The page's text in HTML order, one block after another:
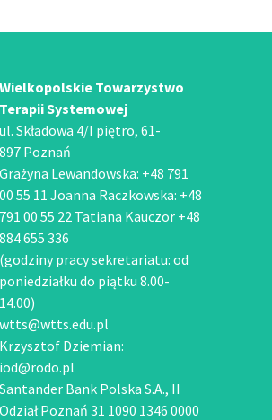
Wielkopolskie Towarzystwo
Terapii Systemowej
ul. Składowa 4/I piętro, 61-
897 Poznań
Grażyna Lewandowska: +48 791
00 55 11 Joanna Raczkowska: +48
791 00 55 22 Tatiana Kauczor +48
884 655 336
(godziny pracy sekretariatu: od
poniedziałku do piątku 8.00-
14.00)
wtts@wtts.edu.pl
Krzysztof Dziemian:
iod@rodo.pl
Santander Bank Polska S.A., II
Odział Poznań 31 1090 1346 0000